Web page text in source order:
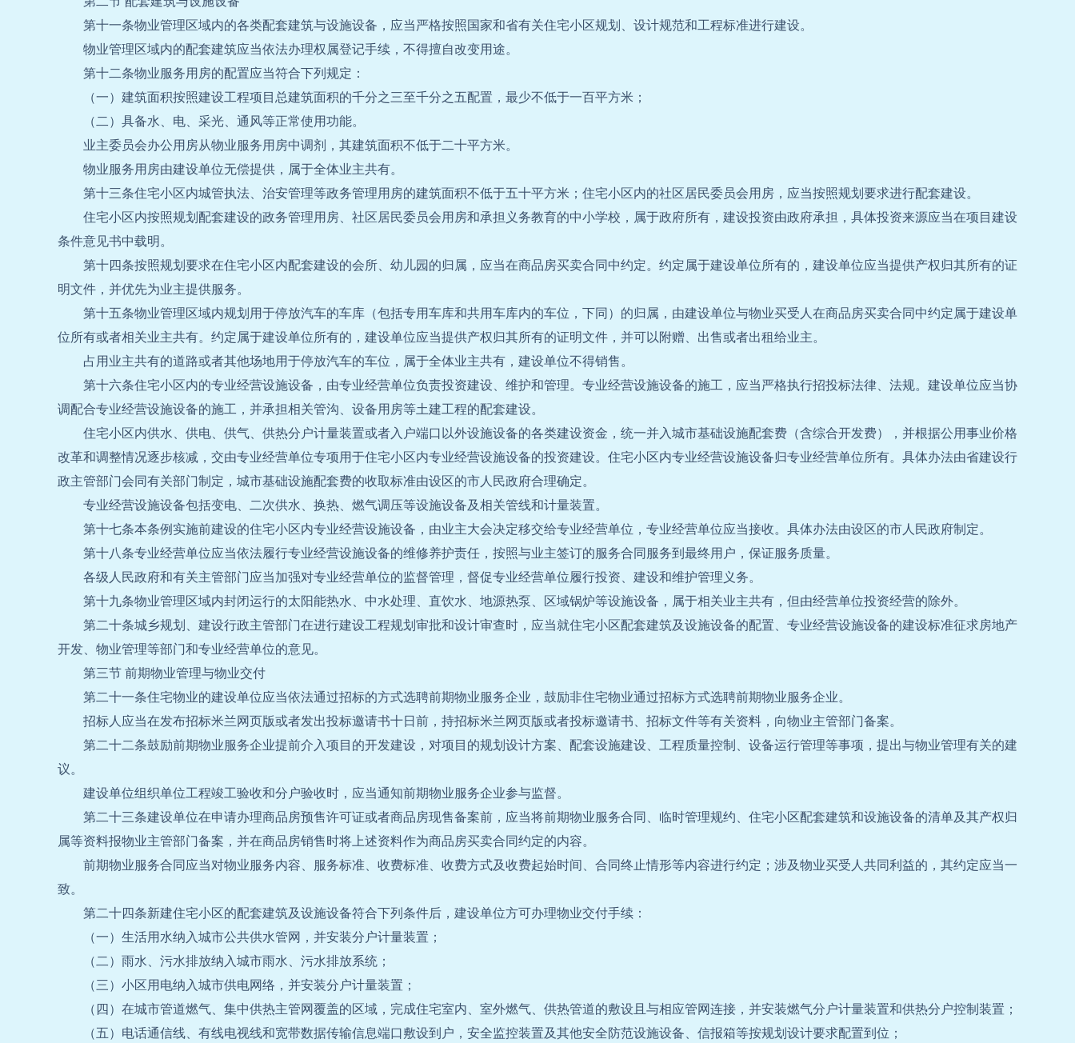
第十一条物业管理区域内的各类配套建筑与设施设备，应当严格按照国家和省有关住宅小区规划、设计规范和工程标准进行建设。
物业管理区域内的配套建筑应当依法办理权属登记手续，不得擅自改变用途。
第十二条物业服务用房的配置应当符合下列规定：
（一）建筑面积按照建设工程项目总建筑面积的千分之三至千分之五配置，最少不低于一百平方米；
（二）具备水、电、采光、通风等正常使用功能。
业主委员会办公用房从物业服务用房中调剂，其建筑面积不低于二十平方米。
物业服务用房由建设单位无偿提供，属于全体业主共有。
第十三条住宅小区内城管执法、治安管理等政务管理用房的建筑面积不低于五十平方米；住宅小区内的社区居民委员会用房，应当按照规划要求进行配套建设。
住宅小区内按照规划配套建设的政务管理用房、社区居民委员会用房和承担义务教育的中小学校，属于政府所有，建设投资由政府承担，具体投资来源应当在项目建设
条件意见书中载明。
第十四条按照规划要求在住宅小区内配套建设的会所、幼儿园的归属，应当在商品房买卖合同中约定。约定属于建设单位所有的，建设单位应当提供产权归其所有的证
明文件，并优先为业主提供服务。
第十五条物业管理区域内规划用于停放汽车的车库（包括专用车库和共用车库内的车位，下同）的归属，由建设单位与物业买受人在商品房买卖合同中约定属于建设单
位所有或者相关业主共有。约定属于建设单位所有的，建设单位应当提供产权归其所有的证明文件，并可以附赠、出售或者出租给业主。
占用业主共有的道路或者其他场地用于停放汽车的车位，属于全体业主共有，建设单位不得销售。
第十六条住宅小区内的专业经营设施设备，由专业经营单位负责投资建设、维护和管理。专业经营设施设备的施工，应当严格执行招投标法律、法规。建设单位应当协
调配合专业经营设施设备的施工，并承担相关管沟、设备用房等土建工程的配套建设。
住宅小区内供水、供电、供气、供热分户计量装置或者入户端口以外设施设备的各类建设资金，统一并入城市基础设施配套费（含综合开发费），并根据公用事业价格
改革和调整情况逐步核减，交由专业经营单位专项用于住宅小区内专业经营设施设备的投资建设。住宅小区内专业经营设施设备归专业经营单位所有。具体办法由省建设行
政主管部门会同有关部门制定，城市基础设施配套费的收取标准由设区的市人民政府合理确定。
专业经营设施设备包括变电、二次供水、换热、燃气调压等设施设备及相关管线和计量装置。
第十七条本条例实施前建设的住宅小区内专业经营设施设备，由业主大会决定移交给专业经营单位，专业经营单位应当接收。具体办法由设区的市人民政府制定。
第十八条专业经营单位应当依法履行专业经营设施设备的维修养护责任，按照与业主签订的服务合同服务到最终用户，保证服务质量。
各级人民政府和有关主管部门应当加强对专业经营单位的监督管理，督促专业经营单位履行投资、建设和维护管理义务。
第十九条物业管理区域内封闭运行的太阳能热水、中水处理、直饮水、地源热泵、区域锅炉等设施设备，属于相关业主共有，但由经营单位投资经营的除外。
第二十条城乡规划、建设行政主管部门在进行建设工程规划审批和设计审查时，应当就住宅小区配套建筑及设施设备的配置、专业经营设施设备的建设标准征求房地产
开发、物业管理等部门和专业经营单位的意见。
第三节 前期物业管理与物业交付
第二十一条住宅物业的建设单位应当依法通过招标的方式选聘前期物业服务企业，鼓励非住宅物业通过招标方式选聘前期物业服务企业。
招标人应当在发布招标米兰网页版或者发出投标邀请书十日前，持招标米兰网页版或者投标邀请书、招标文件等有关资料，向物业主管部门备案。
第二十二条鼓励前期物业服务企业提前介入项目的开发建设，对项目的规划设计方案、配套设施建设、工程质量控制、设备运行管理等事项，提出与物业管理有关的建
议。
建设单位组织单位工程竣工验收和分户验收时，应当通知前期物业服务企业参与监督。
第二十三条建设单位在申请办理商品房预售许可证或者商品房现售备案前，应当将前期物业服务合同、临时管理规约、住宅小区配套建筑和设施设备的清单及其产权归
属等资料报物业主管部门备案，并在商品房销售时将上述资料作为商品房买卖合同约定的内容。
前期物业服务合同应当对物业服务内容、服务标准、收费标准、收费方式及收费起始时间、合同终止情形等内容进行约定；涉及物业买受人共同利益的，其约定应当一
致。
第二十四条新建住宅小区的配套建筑及设施设备符合下列条件后，建设单位方可办理物业交付手续：
（一）生活用水纳入城市公共供水管网，并安装分户计量装置；
（二）雨水、污水排放纳入城市雨水、污水排放系统；
（三）小区用电纳入城市供电网络，并安装分户计量装置；
（四）在城市管道燃气、集中供热主管网覆盖的区域，完成住宅室内、室外燃气、供热管道的敷设且与相应管网连接，并安装燃气分户计量装置和供热分户控制装置；
（五）电话通信线、有线电视线和宽带数据传输信息端口敷设到户，安全监控装置及其他安全防范设施设备、信报箱等按规划设计要求配置到位；